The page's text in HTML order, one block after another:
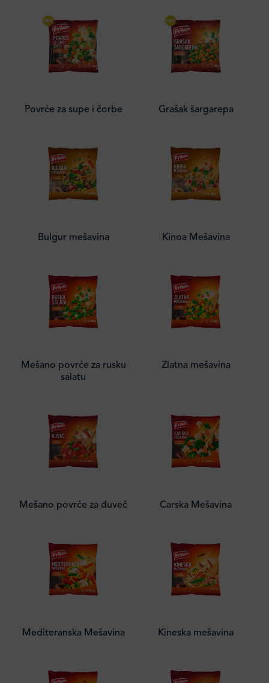
Povrće za supe i čorbe Grašak šargarepa
Bulgur mešavina Kinoa Mešavina
Mešano povrće za rusku
salatu
Zlatna mešavina
Mešano povrće za đuveč Carska Mešavina
Mediteranska Mešavina Kineska mešavina